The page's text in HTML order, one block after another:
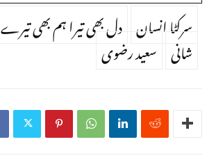
دل بھی تیرا ہم بھی تیرے سرکٹا انسان
سعید رضوی شانی